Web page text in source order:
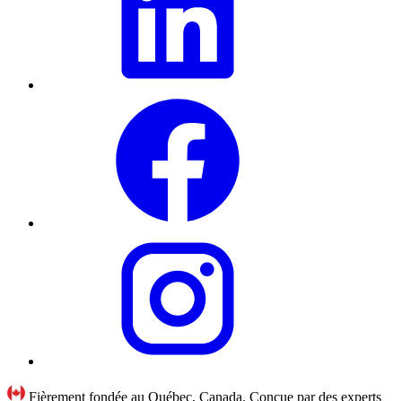
Fièrement fondée au Québec, Canada. Conçue par des experts